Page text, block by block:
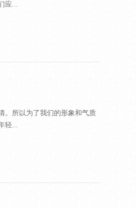
应...
。所以为了我们的形象和气质
轻...